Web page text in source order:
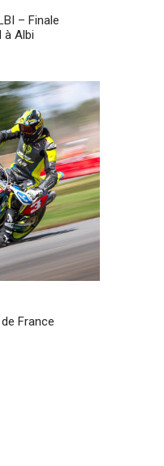
– Finale
à Albi
France